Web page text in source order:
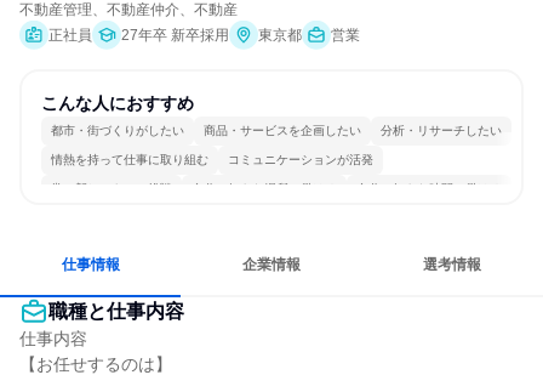
不動産管理、不動産仲介、不動産
正社員
27年卒 新卒採用 東京都 営業
こんな人におすすめ
都市・街づくりがしたい 商品・サービスを企画したい 分析・リサーチしたい
情熱を持って仕事に取り組む コミュニケーションが活発
常に新しいものに挑戦 自分の好きな場所で働ける 自分の好きな時間で働ける
仕事情報 企業情報 選考情報
職種と仕事内容
仕事内容
【お任せするのは】